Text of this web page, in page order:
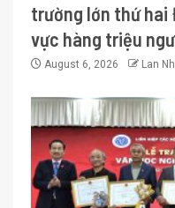
trường lớn thứ hai
vực hàng triệu
August 6, 2026 Lan